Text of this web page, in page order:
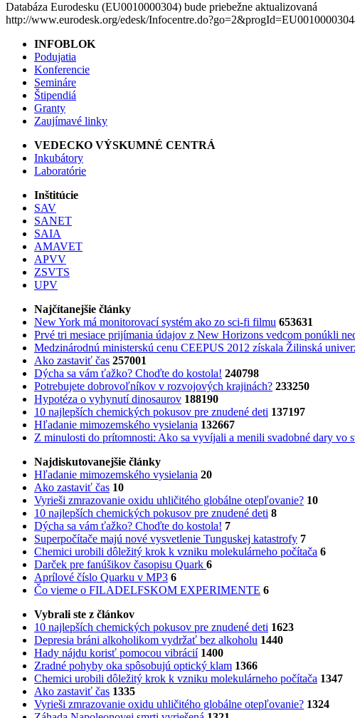
Databáza Eurodesku (EU0010000304) bude priebežne aktualizovaná
http://www.eurodesk.org/edesk/
INFOBLOK
Podujatia
Konferencie
Semináre
Štipendiá
Granty
Zaujímavé linky
VEDECKO VÝSKUMNÉ CENTRÁ
Inkubátory
Laboratórie
Inštitúcie
SAV
SANET
SAIA
AMAVET
APVV
ZSVTS
UPV
Najčítanejšie články
New York má monitorovací systém ako zo sci-fi filmu 653631
Prvé tri mesiace prijímania údajov z New Horizons vedcom ponúkli
Medzinárodnú ministerskú cenu CEEPUS 2012 získala Žilinská
Ako zastaviť čas 257001
Dýcha sa vám ťažko? Choďte do kostola! 240798
Potrebujet​e dobrovoľníkov v rozvojovýc​h krajinách? 233250
Hypotéza o vyhynutí dinosaurov 188190
10 najlepších chemických pokusov pre znudené deti 137197
Hľadanie mimozemského vysielania 132667
Z minulosti do prítomnosti: Ako sa vyvíjali a menili svadobné dary vo
Najdiskutovanejšie články
Hľadanie mimozemského vysielania 20
Ako zastaviť čas 10
Vyrieši zmrazovanie oxidu uhličitého globálne otepľovanie? 10
10 najlepších chemických pokusov pre znudené deti 8
Dýcha sa vám ťažko? Choďte do kostola! 7
Superpočítače majú nové vysvetlenie Tunguskej katastrofy 7
Chemici urobili dôležitý krok k vzniku molekulárneho počítača 6
Darček pre fanúšikov časopisu Quark 6
Aprílové číslo Quarku v MP3 6
Čo vieme o FILADELFSKOM EXPERIMENTE 6
Vybrali ste z článkov
10 najlepších chemických pokusov pre znudené deti 1623
Depresia bráni alkoholikom vydržať bez alkoholu 1440
Hady nájdu korisť pomocou vibrácií 1400
Zradné pohyby oka spôsobujú optický klam 1366
Chemici urobili dôležitý krok k vzniku molekulárneho počítača 1347
Ako zastaviť čas 1335
Vyrieši zmrazovanie oxidu uhličitého globálne otepľovanie? 1324